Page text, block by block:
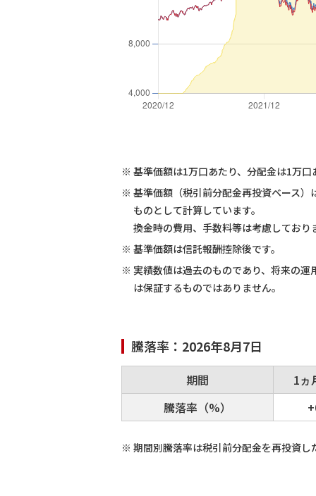
※ 基準価額は1万口あたり、分配金は1万
※ 基準価額（税引前分配金再投資ベース
ものとして計算しています。
換金時の費用、手数料等は考慮しており
※ 基準価額は信託報酬控除後です。
※ 実績数値は過去のものであり、将来の
は保証するものではありません。
騰落率： 2026年8月7日
期間
1ヵ
騰落率（%）
※ 期間別騰落率は税引前分配金を再投資